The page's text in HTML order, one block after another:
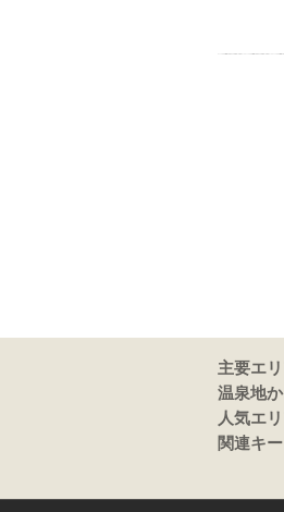
主要エ
温泉地
人気エ
関連キ